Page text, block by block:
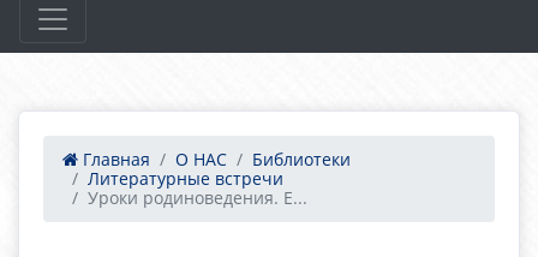
Главная О НАС
Библиотеки
Литературные встречи
Уроки родиноведения. Е...